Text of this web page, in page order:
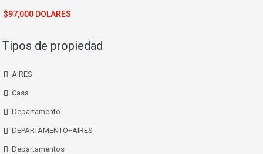
$97,000 DOLARES
Tipos de propiedad
AIRES
Casa
Departamento
DEPARTAMENTO+AIRES
Departamentos